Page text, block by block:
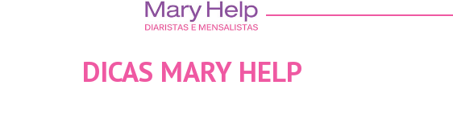
DICAS MARY HELP